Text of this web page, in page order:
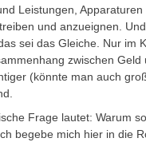
Leistungen,
und anzueignen.
sei das Gleiche. Nur im
zwischen Geld
(könnte man auch
Frage lautet: Warum
begebe mich hier in die